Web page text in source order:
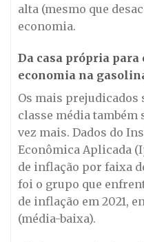
alta (mesmo que
economia.
Da casa própria para
economia na
Os mais prejudicados
classe média também
vez mais. Dados do
Econômica Aplicada
de inflação por faixa
foi o grupo que
de inflação em 2021,
(média-baixa).